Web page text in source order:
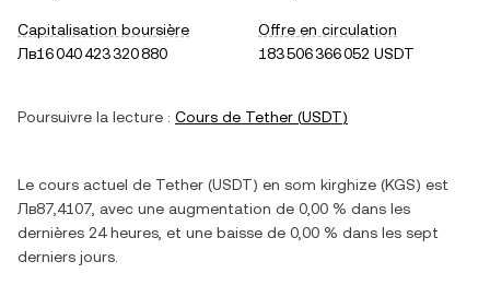
Capitalisation boursière
Лв16 040 423 320 880
Offre en circulation
183 506 366 052 USDT
Poursuivre la lecture : Cours de Tether (USDT)
Le cours actuel de Tether (USDT) en som kirghize (KGS) est
Лв87,4107 , avec une augmentation de 0,00 % dans les
dernières 24 heures, et une baisse de 0,00 % dans les sept
derniers jours.